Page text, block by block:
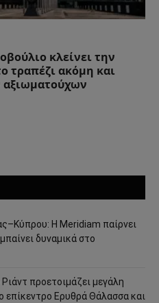
κλείνει την
τραπέζι ακόμη και
αξιωματούχων
Η Meridiam παίρνει
δυναμικά στο
προετοιμάζει μεγάλη
επίκεντρο Ερυθρά Θάλασσα και